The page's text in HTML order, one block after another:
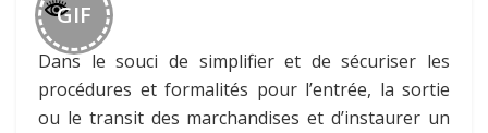
GIF
Dans le souci de simplifier et de sécuriser les
procédures et formalités pour l’entrée, la sortie
ou le transit des marchandises et d’instaurer un